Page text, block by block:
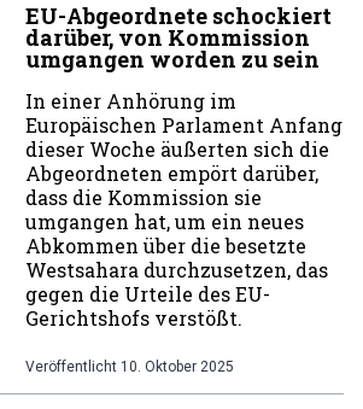
EU-Abgeordnete schockiert
darüber, von Kommission
umgangen worden zu sein
In einer Anhörung im
Europäischen Parlament Anfang
dieser Woche äußerten sich die
Abgeordneten empört darüber,
dass die Kommission sie
umgangen hat, um ein neues
Abkommen über die besetzte
Westsahara durchzusetzen, das
gegen die Urteile des EU-
Gerichtshofs verstößt.
Veröffentlicht 10. Oktober 2025